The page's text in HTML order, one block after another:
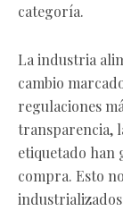
categoría.
La industria
cambio
regulaciones
transparencia,
etiquetado han
compra. Esto
industrializados